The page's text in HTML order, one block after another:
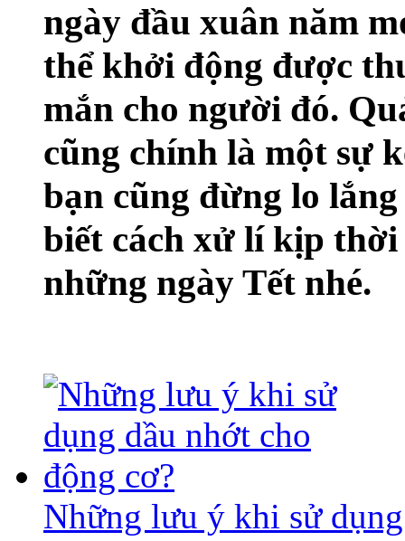
ngày đầu xuân năm
thể khởi động được
mắn cho người đó.
cũng chính là một sự
bạn cũng đừng lo
biết cách xử lí kịp
những ngày Tết nhé.
Những lưu ý khi sử